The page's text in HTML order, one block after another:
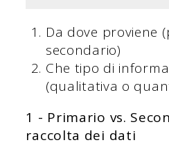
Da dove proviene
secondario)
Che tipo di
(qualitativa o
1 - Primario vs.
raccolta dei dati